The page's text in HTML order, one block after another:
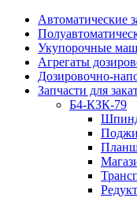
Автоматические
Укупорочные
Агрегаты
Дозировочно-
Запчасти для
Б4-КЗК-79